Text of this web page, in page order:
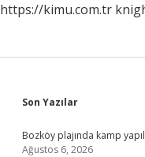
https://kimu.com.tr
Sidebar
Son Yazılar
Bozköy plajında kamp
Ağustos 6, 2026